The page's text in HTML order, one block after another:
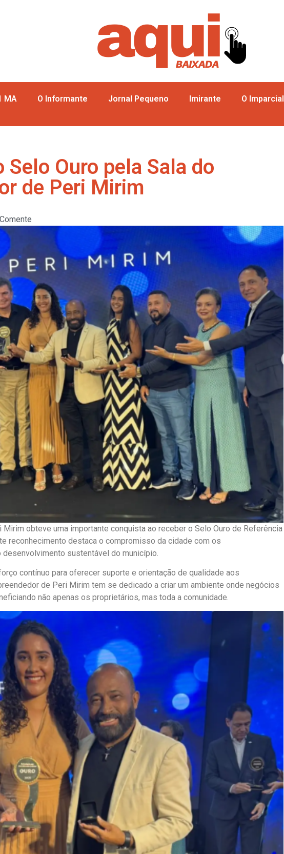
MA O Informante Jornal Pequeno Imirante O Imparcial
Selo Ouro pela Sala do
de Peri Mirim
Comente
Mirim obteve uma importante conquista ao receber o Selo Ouro de Referência
reconhecimento destaca o compromisso da cidade com os
sustentável do município.
contínuo para oferecer suporte e orientação de qualidade aos
de Peri Mirim tem se dedicado a criar um ambiente onde negócios
não apenas os proprietários, mas toda a comunidade.